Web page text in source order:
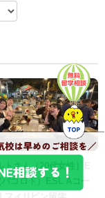
トさん（20代女性）E
バコロド）ESL Aコー